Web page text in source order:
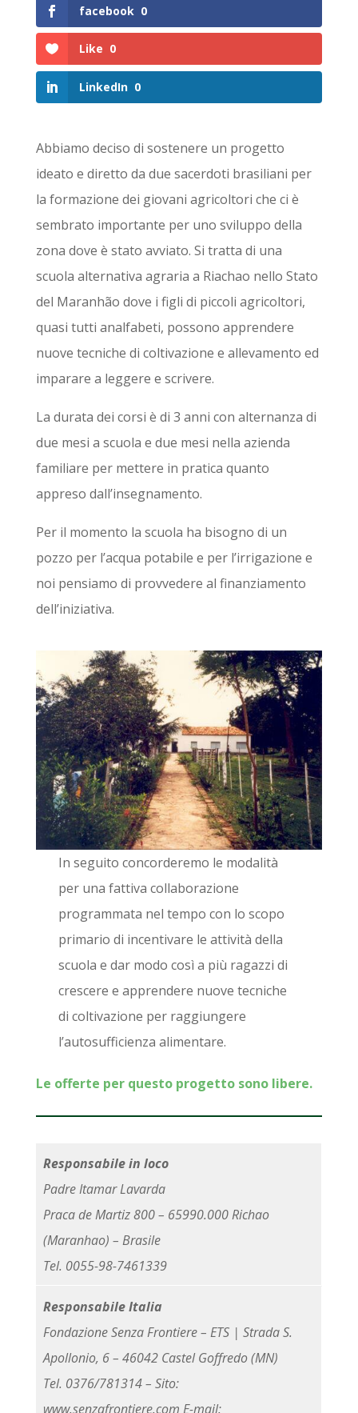
facebook 0
Like 0
LinkedIn 0
Abbiamo deciso di sostenere un progetto
ideato e diretto da due sacerdoti brasiliani per
la formazione dei giovani agricoltori che ci è
sembrato importante per uno sviluppo della
zona dove è stato avviato. Si tratta di una
scuola alternativa agraria a Riachao nello Stato
del Maranhão dove i figli di piccoli agricoltori,
quasi tutti analfabeti, possono apprendere
nuove tecniche di coltivazione e allevamento ed
imparare a leggere e scrivere.
La durata dei corsi è di 3 anni con alternanza di
due mesi a scuola e due mesi nella azienda
familiare per mettere in pratica quanto
appreso dall’insegnamento.
Per il momento la scuola ha bisogno di un
pozzo per l’acqua potabile e per l’irrigazione e
noi pensiamo di provvedere al finanziamento
dell’iniziativa.
In seguito concorderemo le modalità
per una fattiva collaborazione
programmata nel tempo con lo scopo
primario di incentivare le attività della
scuola e dar modo così a più ragazzi di
crescere e apprendere nuove tecniche
di coltivazione per raggiungere
l’autosufficienza alimentare.
Le offerte per questo progetto sono libere.
Responsabile in loco
Padre Itamar Lavarda
Praca de Martiz 800 – 65990.000 Richao
(Maranhao) – Brasile
Tel. 0055-98-7461339
Responsabile Italia
Fondazione Senza Frontiere – ETS | Strada S.
Apollonio, 6 – 46042 Castel Goffredo (MN)
Tel. 0376/781314 – Sito:
www.senzafrontiere.com E-mail: